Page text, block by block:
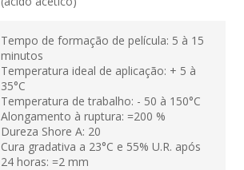
Tempo de formação de película: 5 à 15
minutos
Temperatura ideal de aplicação: + 5 à
35°C
Temperatura de trabalho: - 50 à 150°C
Alongamento à ruptura: =200 %
Dureza Shore A: 20
Cura gradativa a 23°C e 55% U.R. após
24 horas: =2 mm